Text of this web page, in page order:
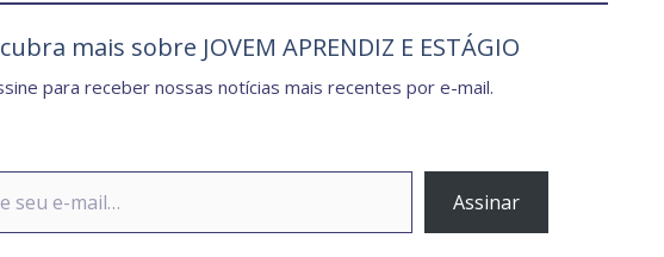
mais sobre JOVEM APRENDIZ E ESTÁGIO
para receber nossas notícias mais recentes por e-mail.
Assinar